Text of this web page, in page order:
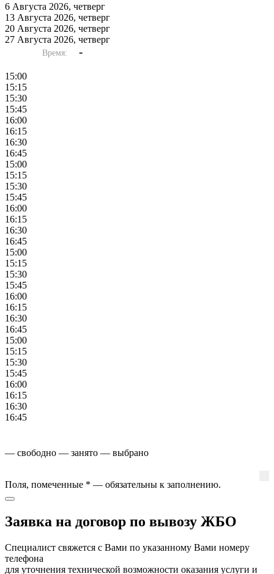
6 Августа 2026, четверг
13 Августа 2026, четверг
20 Августа 2026, четверг
27 Августа 2026, четверг
Время: -
15:00
15:15
15:30
15:45
16:00
16:15
16:30
16:45
15:00
15:15
15:30
15:45
16:00
16:15
16:30
16:45
15:00
15:15
15:30
15:45
16:00
16:15
16:30
16:45
15:00
15:15
15:30
15:45
16:00
16:15
16:30
16:45
— свободно — занято — выбрано
Поля, помеченные * — обязательны к заполнению.
Заявка на договор по вывозу ЖБО
Специалист свяжется с Вами по указанному Вами номеру
телефона
для уточнения технической возможности оказания услуги и